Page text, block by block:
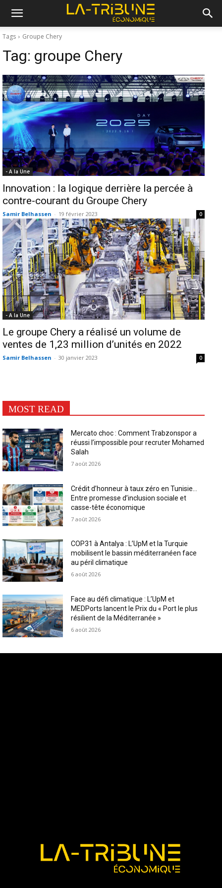
Tags Groupe Chery
Tag: groupe Chery
- A la Une
Innovation : la logique derrière la percée à
contre-courant du Groupe Chery
Samir Belhassen - 19 février 2023 0
- A la Une
Le groupe Chery a réalisé un volume de
ventes de 1,23 million d’unités en 2022
Samir Belhassen - 30 janvier 2023 0
MOST READ
Mercato choc : Comment Trabzonspor a
réussi l’impossible pour recruter Mohamed
Salah
7 août 2026
Crédit d’honneur à taux zéro en Tunisie…
Entre promesse d’inclusion sociale et
casse-tête économique
7 août 2026
COP31 à Antalya : L’UpM et la Turquie
mobilisent le bassin méditerranéen face
au péril climatique
6 août 2026
Face au défi climatique : L’UpM et
MEDPorts lancent le Prix du « Port le plus
résilient de la Méditerranée »
6 août 2026